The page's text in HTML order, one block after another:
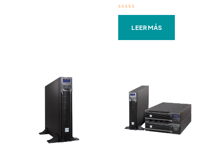
Valorado
LEER MÁS